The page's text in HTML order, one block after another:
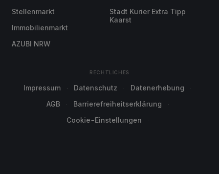
Stellenmarkt
Immobilienmarkt
AZUBI NRW
Stadt Kurier Extra Tipp
Kaarst
RECHTLICHES
Impressum Datenschutz
Datenerhebung
AGB
Barrierefreiheitserklärung
Cookie-Einstellungen